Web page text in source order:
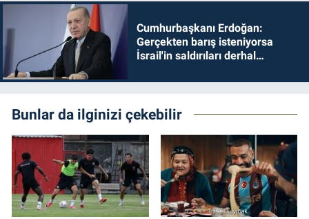
Cumhurbaşkanı Erdoğan:
Gerçekten barış isteniyorsa
İsrail'in saldırıları derhal
Bunlar da ilginizi çekebilir